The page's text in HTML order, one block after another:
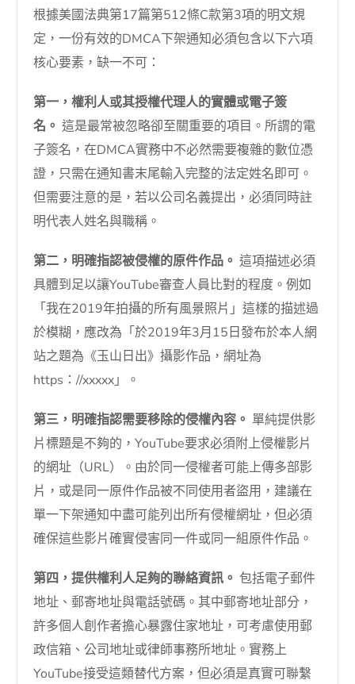
根據美國法典第17篇第512條C款第3項的明文規
定，一份有效的DMCA下架通知必須包含以下六項
核心要素，缺一不可：
第一，權利人或其授權代理人的實體或電子簽
名。 這是最常被忽略卻至關重要的項目。所謂的電
子簽名，在DMCA實務中不必然需要複雜的數位憑
證，只需在通知書末尾輸入完整的法定姓名即可。
但需要注意的是，若以公司名義提出，必須同時註
明代表人姓名與職稱。
第二，明確指認被侵權的原件作品。 這項描述必須
具體到足以讓YouTube審查人員比對的程度。例如
「我在2019年拍攝的所有風景照片」這樣的描述過
於模糊，應改為「於2019年3月15日發布於本人網
站之題為《玉山日出》攝影作品，網址為
https：//xxxxx」。
第三，明確指認需要移除的侵權內容。 單純提供影
片標題是不夠的，YouTube要求必須附上侵權影片
的網址（URL）。由於同一侵權者可能上傳多部影
片，或是同一原件作品被不同使用者盜用，建議在
單一下架通知中盡可能列出所有侵權網址，但必須
確保這些影片確實侵害同一件或同一組原件作品。
第四，提供權利人足夠的聯絡資訊。 包括電子郵件
地址、郵寄地址與電話號碼。其中郵寄地址部分，
許多個人創作者擔心暴露住家地址，可考慮使用郵
政信箱、公司地址或律師事務所地址。實務上
YouTube接受這類替代方案，但必須是真實可聯繫